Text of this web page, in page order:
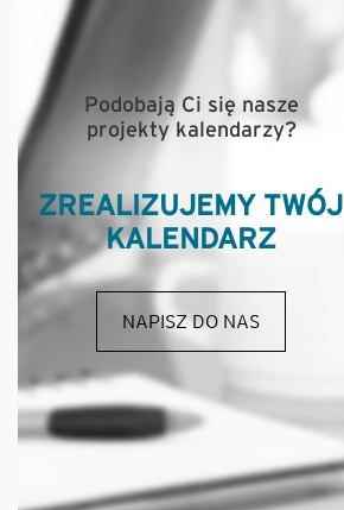
Podobają Ci się nasze
projekty kalendarzy?
ZREALIZUJEMY TWÓJ
KALENDARZ
NAPISZ DO NAS